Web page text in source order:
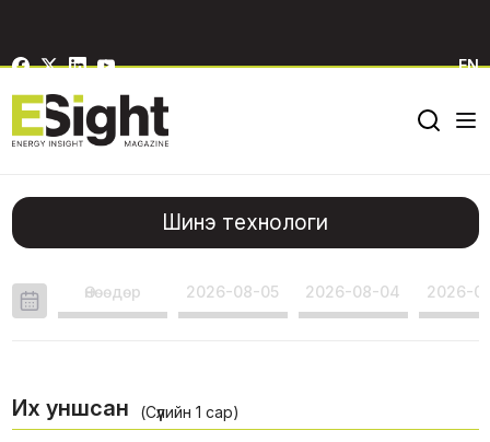
EN
Шинэ технологи
Өнөөдөр 2026-08-05 2026-08-04 2026-
Их уншсан (Сүүлийн 1 сар)